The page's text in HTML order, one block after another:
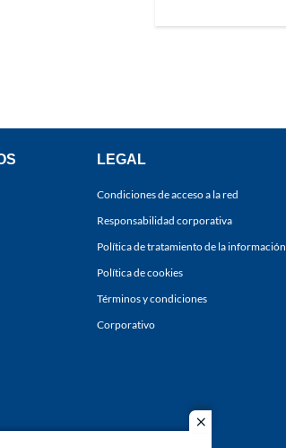
close
LEGAL
Condiciones de acceso a la red
Responsabilidad corporativa
Política de tratamiento de la información
Política de cookies
Términos y condiciones
Corporativo